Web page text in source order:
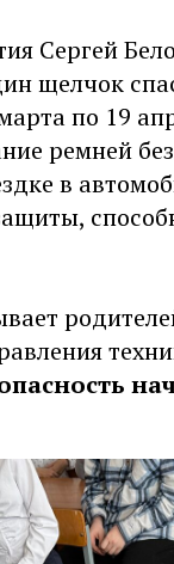
Сергей
щелчок
по 19
ремней
в